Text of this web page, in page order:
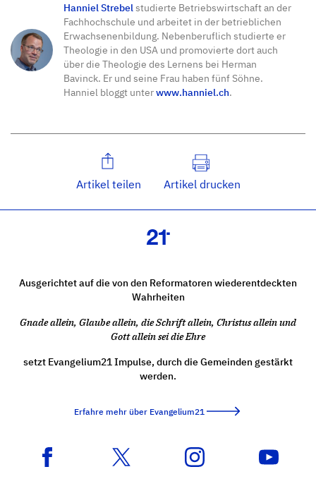
Hanniel Strebelstudierte Betriebswirtschaft an der
Fachhochschule und arbeitet in der betrieblichen
Erwachsenenbildung. Nebenberuflich studierte er
Theologie in den USA und promovierte dort auch
über die Theologie des Lernens bei Herman
Bavinck. Er und seine Frau haben fünf Söhne.
Hanniel bloggt unterwww.hanniel.ch.
Artikel teilen Artikel drucken
Ausgerichtet auf die von den Reformatoren wiederentdeckten
Wahrheiten
Gnade allein, Glaube allein, die Schrift allein, Christus allein und
Gott allein sei die Ehre
setzt Evangelium21 Impulse, durch die Gemeinden gestärkt
werden.
Erfahre mehr über Evangelium21